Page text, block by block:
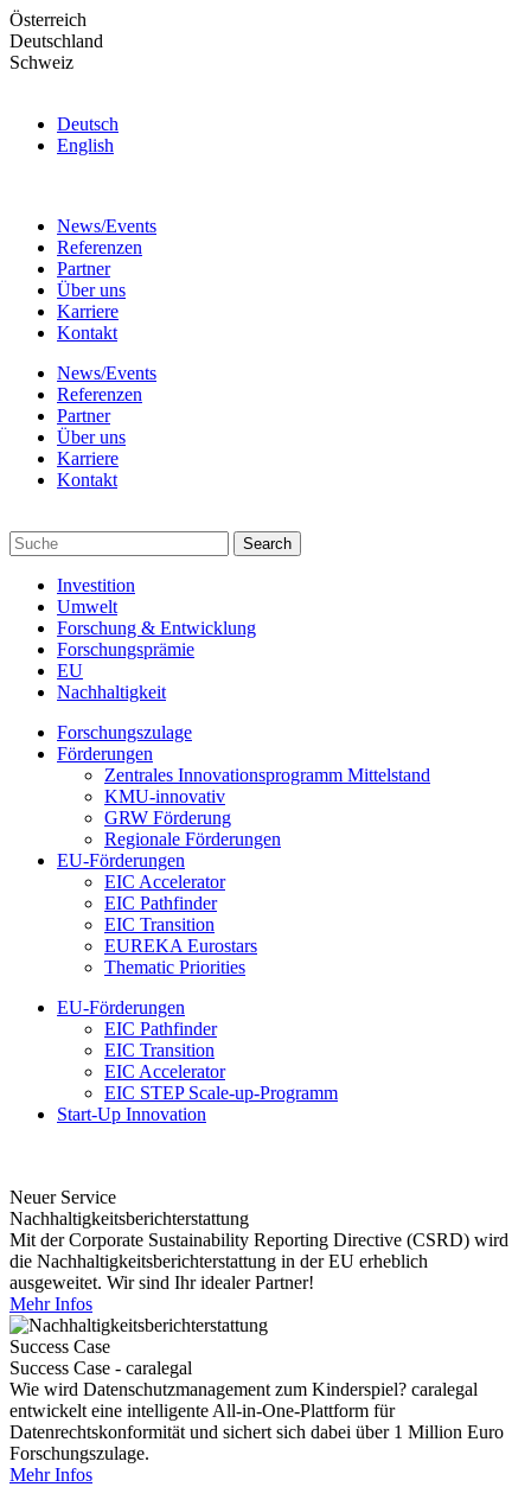
Skip
to
the
Österreich
Deutschland
Schweiz
Deutsch
English
News/Events
Referenzen
Partner
Über uns
Karriere
Kontakt
News/Events
Referenzen
Partner
Über uns
Karriere
Kontakt
Investition
Umwelt
Forschung & Entwicklung
Forschungsprämie
EU
Nachhaltigkeit
Forschungszulage
Förderungen
Zentrales Innovationsprogramm Mittelstand
KMU-innovativ
GRW Förderung
Regionale Förderungen
EU-Förderungen
EIC Accelerator
EIC Pathfinder
EIC Transition
EUREKA Eurostars
Thematic Priorities
EU-Förderungen
EIC Pathfinder
EIC Transition
EIC Accelerator
EIC STEP Scale-up-Programm
Start-Up Innovation
Neuer Service
Nachhaltigkeitsberichterstattung
Mit der Corporate Sustainability Reporting Directive (CSRD) wird
die Nachhaltigkeitsberichterstattung in der EU erheblich
ausgeweitet. Wir sind Ihr idealer Partner!
Mehr Infos
Success Case
Success Case - caralegal
Wie wird Datenschutzmanagement zum Kinderspiel? caralegal
entwickelt eine intelligente All-in-One-Plattform für
Datenrechtskonformität und sichert sich dabei über 1 Million Euro
Forschungszulage.
Mehr Infos